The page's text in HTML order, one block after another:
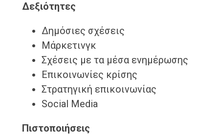
Δεξιότητες
Δημόσιες σχέσεις
Μάρκετινγκ
Σχέσεις με τα μέσα ενημέρωσης
Επικοινωνίες κρίσης
Στρατηγική επικοινωνίας
Social Media
Πιστοποιήσεις